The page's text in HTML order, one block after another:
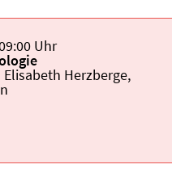
Uhr
Herzberge,